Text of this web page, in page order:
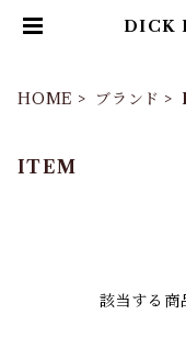
DICK
HOME ブランド
ITEM
該当する商